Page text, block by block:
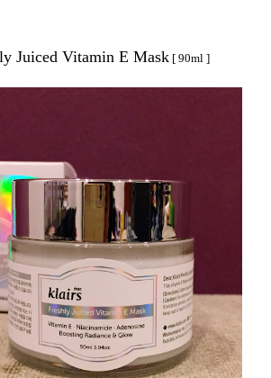
Juiced Vitamin E Mask [ 90ml ]